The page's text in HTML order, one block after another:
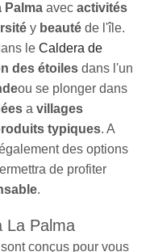
Palma avec activités
y beauté de l'île.
le Caldera de
des étoiles dans l'un
ou se plonger dans
a villages
typiques. A
des options
de profiter
.
La Palma
sont conçus pour vous